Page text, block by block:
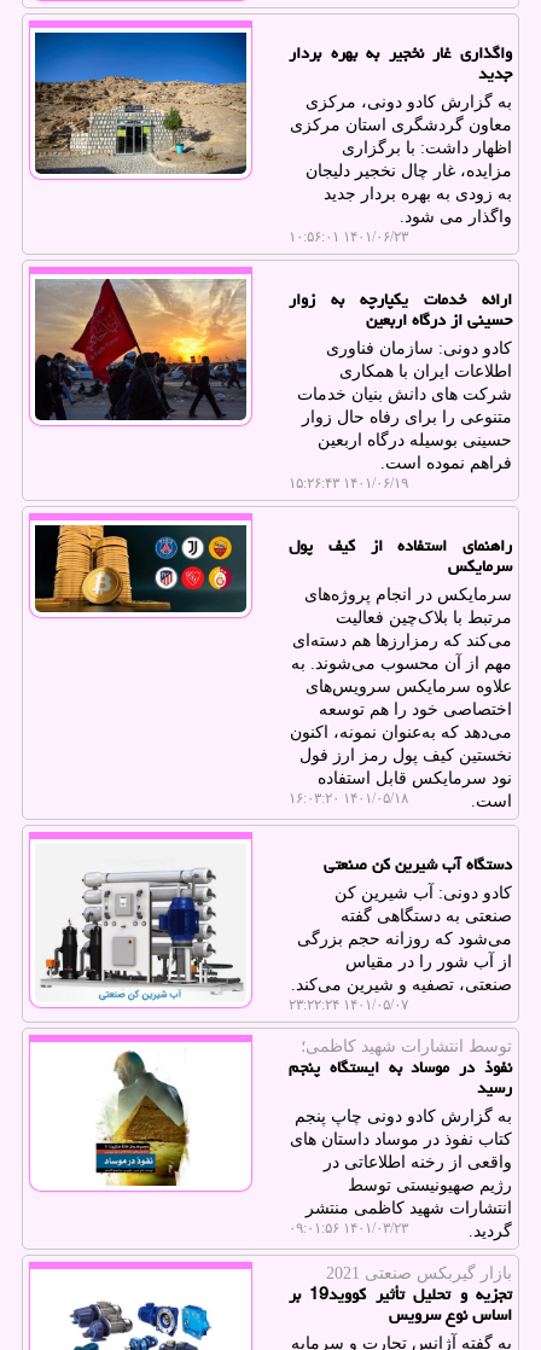
واگذاری غار نخجیر به بهره بردار
جدید
به گزارش کادو دونی، مرکزی
معاون گردشگری استان مرکزی
اظهار داشت: با برگزاری
مزایده، غار چال نخجیر دلیجان
به زودی به بهره بردار جدید
واگذار می شود.
۱۴۰۱/۰۶/۲۳ ۱۰:۵۶:۰۱
ارائه خدمات یکپارچه به زوار
حسینی از درگاه اربعین
کادو دونی: سازمان فناوری
اطلاعات ایران با همکاری
شرکت های دانش بنیان خدمات
متنوعی را برای رفاه حال زوار
حسینی بوسیله درگاه اربعین
فراهم نموده است.
۱۴۰۱/۰۶/۱۹ ۱۵:۲۶:۴۳
راهنمای استفاده از کیف پول
سرمایکس
سرمایکس در انجام پروژه‌های
مرتبط با بلاک‌چین فعالیت
می‌کند که رمزارزها هم دسته‌ای
مهم از آن محسوب می‌شوند. به
‌علاوه سرمایکس سرویس‌های
اختصاصی خود را هم توسعه
می‌دهد که به‌عنوان نمونه، اکنون
نخستین کیف پول رمز ارز فول
نود سرمایکس قابل استفاده
است.
۱۴۰۱/۰۵/۱۸ ۱۶:۰۳:۲۰
دستگاه آب شیرین کن صنعتی
کادو دونی: آب شیرین کن
صنعتی به دستگاهی گفته
می‌‌شود که روزانه حجم بزرگی
از آب شور را در مقیاس
صنعتی، تصفیه و شیرین می‌کند.
۱۴۰۱/۰۵/۰۷ ۲۳:۲۲:۲۴
توسط انتشارات شهید كاظمی؛
نفوذ در موساد به ایستگاه پنجم
رسید
به گزارش کادو دونی چاپ پنجم
کتاب نفوذ در موساد داستان های
واقعی از رخنه اطلاعاتی در
رژیم صهیونیستی توسط
انتشارات شهید کاظمی منتشر
گردید.
۱۴۰۱/۰۳/۲۳ ۰۹:۰۱:۵۶
بازار گیربکس صنعتی 2021
تجزیه و تحلیل تأثیر کووید19 بر
اساس نوع سرویس
به گفته آژانس تجارت و سرمایه